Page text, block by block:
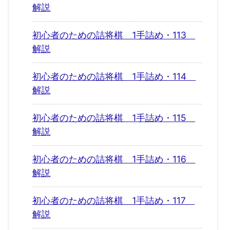
解説
初心者のための詰将棋 1手詰め・113
解説
初心者のための詰将棋 1手詰め・114
解説
初心者のための詰将棋 1手詰め・115
解説
初心者のための詰将棋 1手詰め・116
解説
初心者のための詰将棋 1手詰め・117
解説